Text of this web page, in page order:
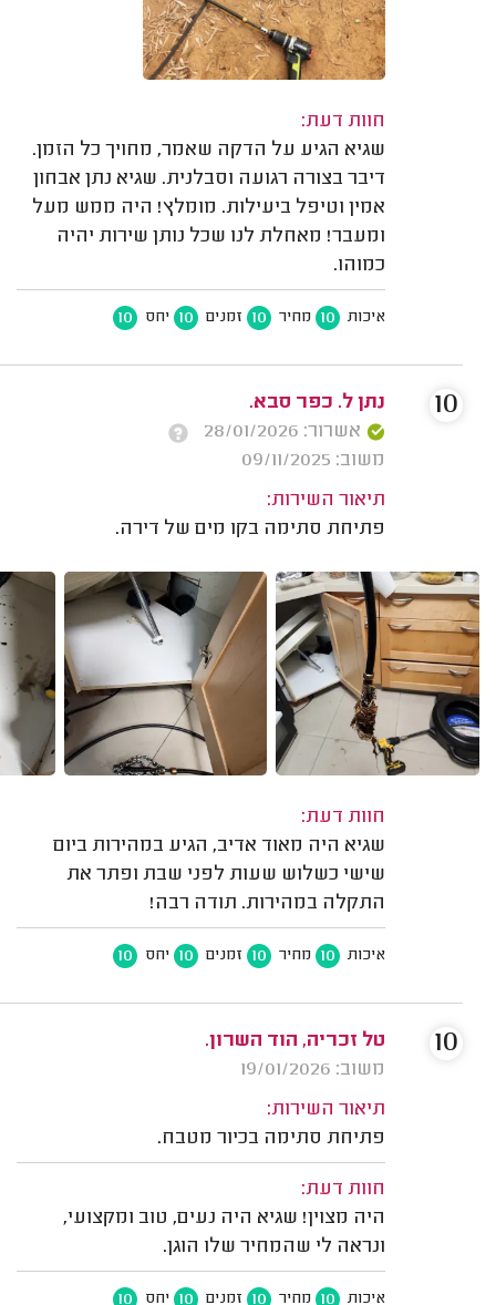
חוות דעת:
שגיא הגיע על הדקה שאמר, מחויך כל הזמן.
דיבר בצורה רגועה וסבלנית. שגיא נתן אבחון
אמין וטיפל ביעילות. מומלץ! היה ממש מעל
ומעבר! מאחלת לנו שכל נותן שירות יהיה
כמוהו.
איכות 10 מחיר 10 זמנים 10 יחס 10
נתן ל. כפר סבא.
אשרור: 28/01/2026
משוב: 09/11/2025
תיאור השירות:
פתיחת סתימה בקו מים של דירה.
חוות דעת:
שגיא היה מאוד אדיב, הגיע במהירות ביום
שישי כשלוש שעות לפני שבת ופתר את
התקלה במהירות. תודה רבה!
איכות 10 מחיר 10 זמנים 10 יחס 10
10
טל זכריה, הוד השרון.
משוב: 19/01/2026
תיאור השירות:
פתיחת סתימה בכיור מטבח.
חוות דעת:
היה מצוין! שגיא היה נעים, טוב ומקצועי,
ונראה לי שהמחיר שלו הוגן.
איכות 10 מחיר 10 זמנים 10 יחס 10
10